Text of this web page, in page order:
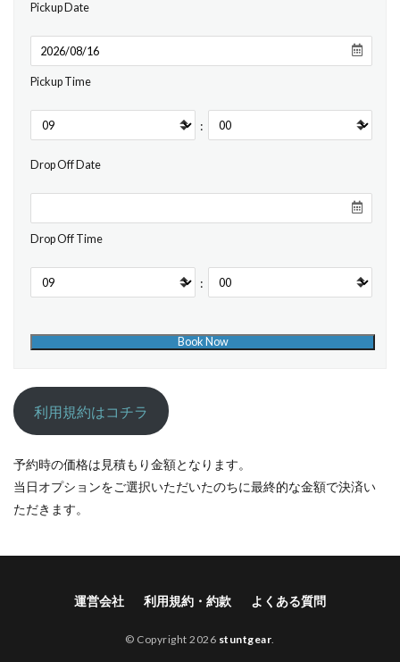
Pickup Date
Pickup Time
:
Drop Off Date
Drop Off Time
:
利用規約はコチラ
予約時の価格は見積もり金額となります。
当日オプションをご選択いただいたのちに最終的な金額で決済い
ただきます。
運営会社 利用規約・約款 よくある質問
© Copyright 2026 stuntgear.